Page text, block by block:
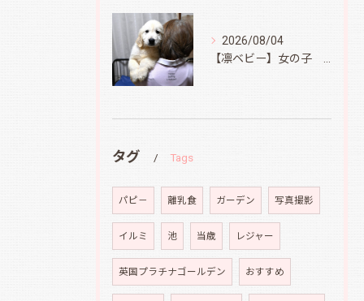
2026/08/04
【凛ベビー】女の子 Ⅱ
タグ Tags
パピ－ 離乳食 ガーデン 写真撮影
イルミ 池 当歳 レジャー
英国プラチナゴールデン おすすめ